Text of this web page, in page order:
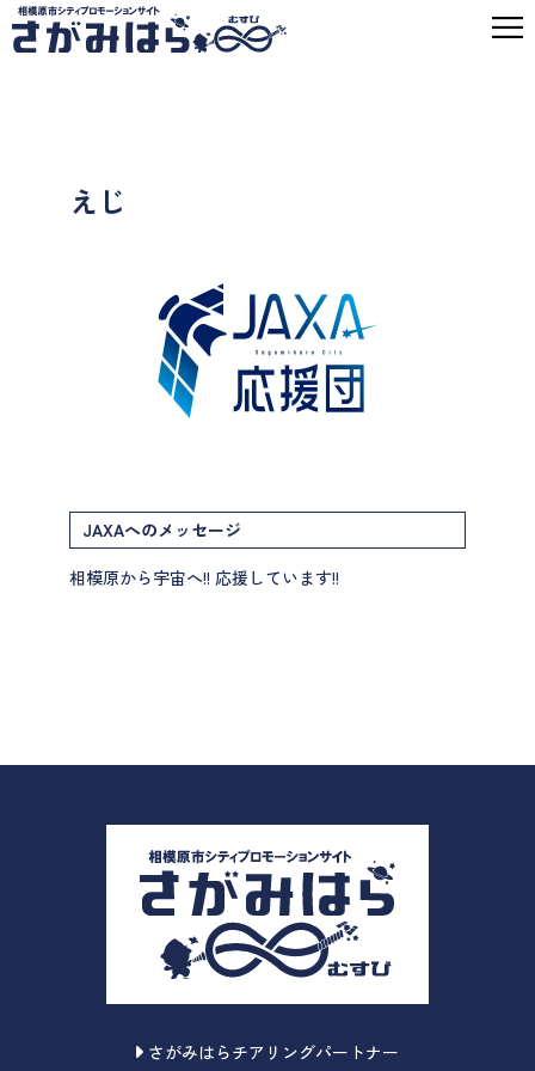
えじ
JAXAへのメッセージ
相模原から宇宙へ!! 応援しています!!
さがみはらチアリングパートナー